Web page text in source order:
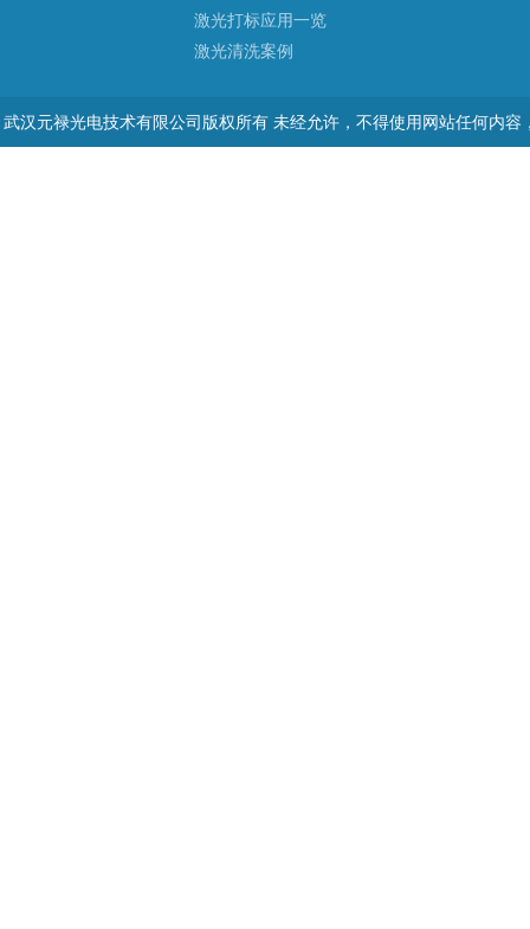
激光打标应用一览
激光清洗案例
武汉元禄光电技术有限公司版权所有 未经允许，不得使用网站任何内